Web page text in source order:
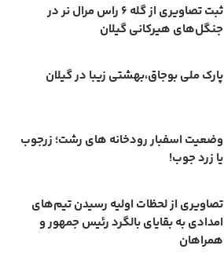
ثبت تصاویری از گله ۶ راس مرال نر در
جنگل‌های هیرکانی گیلان
پارک ملی بوجاق،بهشتی زیبا در گیلان
وضعیت اسفبار رودخانه های رشت؛ زرجوب
یا زرد جوب!
تصاویری از لحظات اولیه رسیدن تیم‌های
امدادی به بقایای بالگرد رئیس جمهور و
همراهان